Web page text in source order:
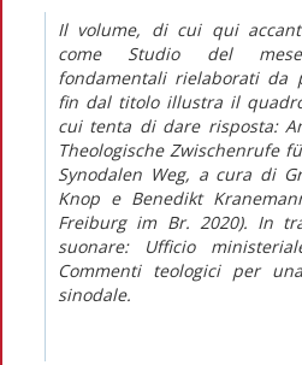
Il volume, di cui qui
come Studio del
fondamentali rielaborati da
fin dal titolo illustra il
cui tenta di dare risposta:
Theologische Zwischenrufe
Synodalen Weg, a cura di
Knop e Benedikt
Freiburg im Br. 2020). In
suonare:
Ufficio
Commenti teologici per
sinodale.